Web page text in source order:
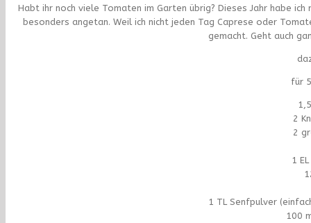
Habt ihr noch viele Tomaten im Garten übrig? Dieses Jahr habe
besonders angetan. Weil ich nicht jeden Tag Caprese oder
gemacht. Geht auch
für
2
2
1
1 TL Senfpulver
100